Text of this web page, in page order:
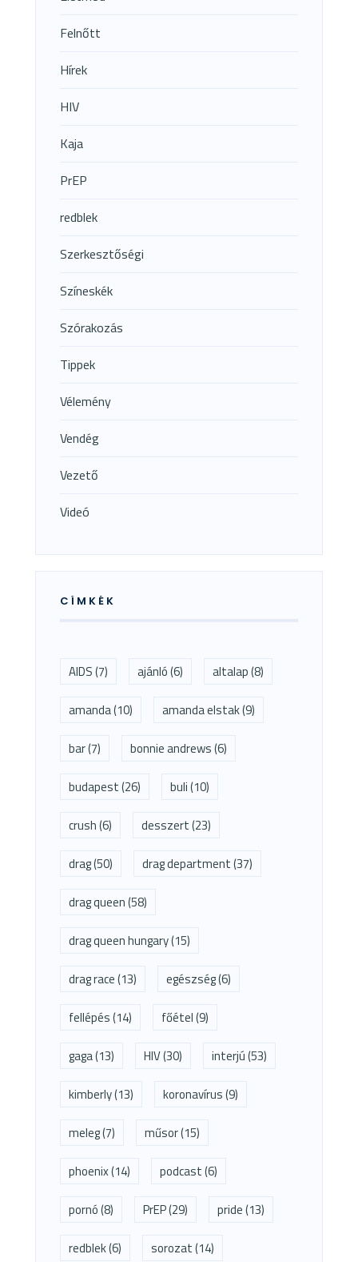
Felnőtt
Hírek
HIV
Kaja
PrEP
redblek
Szerkesztőségi
Színeskék
Szórakozás
Tippek
Vélemény
Vendég
Vezető
Videó
CÍMKÉK
AIDS(7) ajánló(6) altalap(8)
amanda(10) amanda elstak(9)
bar(7) bonnie andrews(6)
budapest(26) buli(10)
crush(6) desszert(23)
drag(50) drag department(37)
drag queen(58)
drag queen hungary(15)
drag race(13) egészség(6)
fellépés(14) főétel(9)
gaga(13) HIV(30) interjú(53)
kimberly(13) koronavírus(9)
meleg(7) műsor(15)
phoenix(14) podcast(6)
pornó(8) PrEP(29) pride(13)
redblek(6) sorozat(14)